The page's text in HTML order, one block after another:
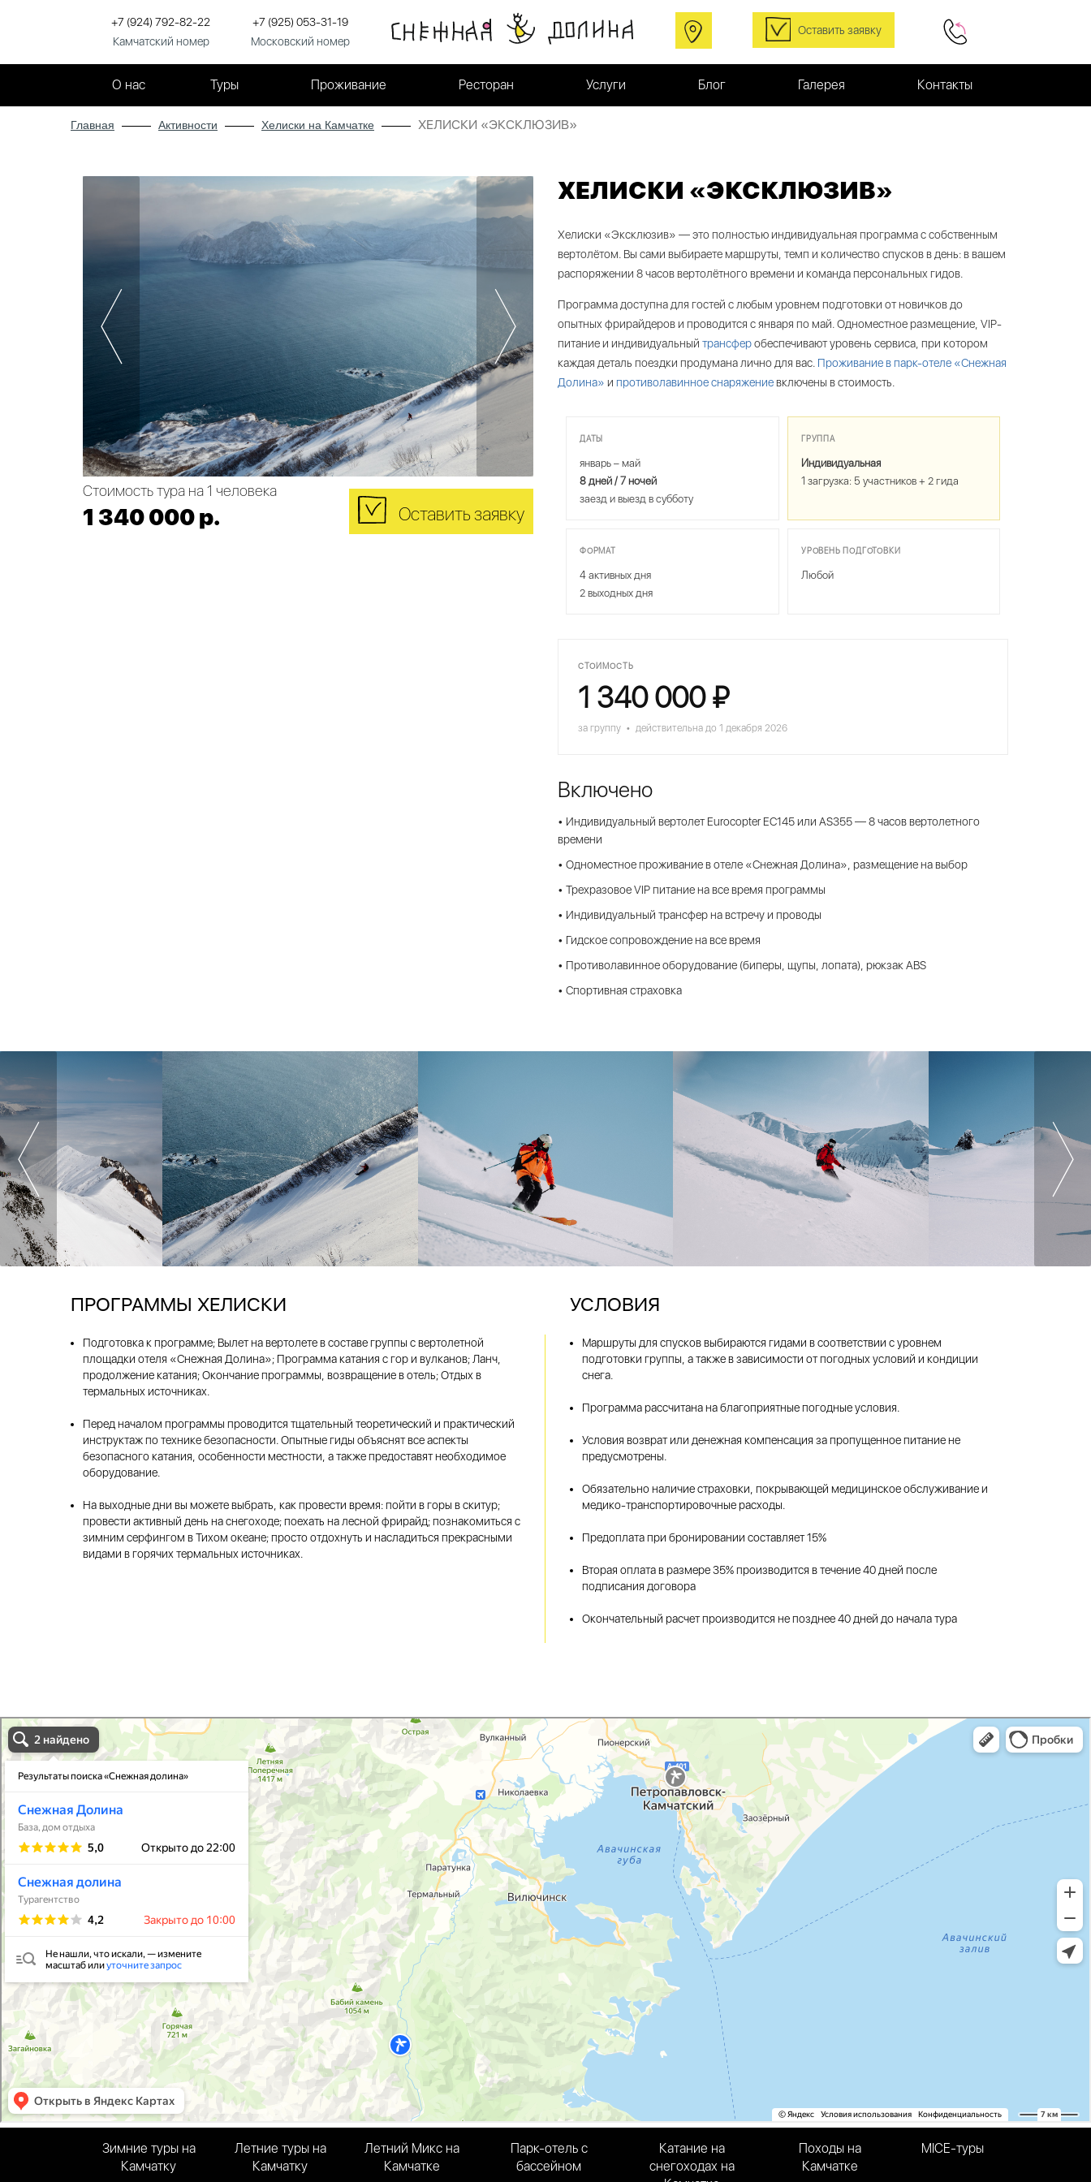
+7 (924) 792-82-22
Камчатский номер
+7 (925) 053-31-19
Московский номер
Оставить заявку
О нас Туры Проживание Ресторан Услуги Блог Галерея Контакты
Главная Активности Хелиски на Камчатке ХЕЛИСКИ «ЭКСКЛЮЗИВ»
Стоимость тура на 1 человека
1 340 000 р. Оставить заявку
ХЕЛИСКИ «ЭКСКЛЮЗИВ»
Хелиски «Эксклюзив» — это полностью индивидуальная программа с собственным
вертолётом. Вы сами выбираете маршруты, темп и количество спусков в день: в вашем
распоряжении 8 часов вертолётного времени и команда персональных гидов.
Программа доступна для гостей с любым уровнем подготовки от новичков до
опытных фрирайдеров и проводится с января по май. Одноместное размещение, VIP-
питание и индивидуальный трансферобеспечивают уровень сервиса, при котором
каждая деталь поездки продумана лично для вас. Проживание в парк-отеле «Снежная
Долина» и противолавинное снаряжениевключены в стоимость.
ДАТЫ
январь – май
8 дней / 7 ночей
заезд и выезд в субботу
ГРУППА
Индивидуальная
1 загрузка: 5 участников + 2 гида
ФОРМАТ
4 активных дня
2 выходных дня
УРОВЕНЬ ПОДГОТОВКИ
Любой
СТОИМОСТЬ
1 340 000 ₽
за группу • действительна до 1 декабря 2026
Включено
• Индивидуальный вертолет Eurocopter EC145 или AS355 — 8 часов вертолетного
времени
• Одноместное проживание в отеле «Снежная Долина», размещение на выбор
• Трехразовое VIP питание на все время программы
• Индивидуальный трансфер на встречу и проводы
• Гидское сопровождение на все время
• Противолавинное оборудование (биперы, щупы, лопата), рюкзак ABS
• Спортивная страховка
ПРОГРАММЫ ХЕЛИСКИ
Подготовка к программе; Вылет на вертолете в составе группы с вертолетной
площадки отеля «Снежная Долина»; Программа катания с гор и вулканов; Ланч,
продолжение катания; Окончание программы, возвращение в отель; Отдых в
термальных источниках.
Перед началом программы проводится тщательный теоретический и практический
инструктаж по технике безопасности. Опытные гиды объяснят все аспекты
безопасного катания, особенности местности, а также предоставят необходимое
оборудование.
На выходные дни вы можете выбрать, как провести время: пойти в горы в скитур;
провести активный день на снегоходе; поехать на лесной фрирайд; познакомиться с
зимним серфингом в Тихом океане; просто отдохнуть и насладиться прекрасными
видами в горячих термальных источниках.
УСЛОВИЯ
Маршруты для спусков выбираются гидами в соответствии с уровнем
подготовки группы, а также в зависимости от погодных условий и кондиции
снега.
Программа рассчитана на благоприятные погодные условия.
Условия возврат или денежная компенсация за пропущенное питание не
предусмотрены.
Обязательно наличие страховки, покрывающей медицинское обслуживание и
медико-транспортировочные расходы.
Предоплата при бронировании составляет 15%
Вторая оплата в размере 35% производится в течение 40 дней после
подписания договора
Окончательный расчет производится не позднее 40 дней до начала тура
Снежная долина в Камчатском крае
Камчатский край
Зимние туры на
Камчатку
Летние туры на
Камчатку
Летний Микс на
Камчатке
Парк-отель с
бассейном
Катание на
снегоходах на
Походы на
Камчатке
MICE-туры